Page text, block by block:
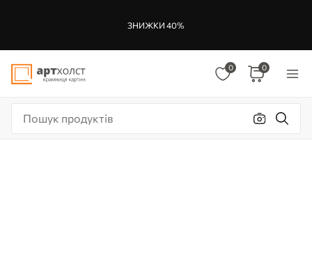
ЗНИЖКИ 40%
0 0